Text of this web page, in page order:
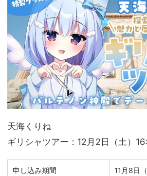
天海くりね
ギリシャツアー：12月2日（土）
申し込み期間
11月8日